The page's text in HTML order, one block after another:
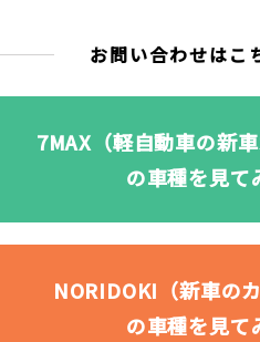
お問い合わせはこ
7MAX（軽自動車の新車
の車種を見て
NORIDOKI（新車のカ
の車種を見て